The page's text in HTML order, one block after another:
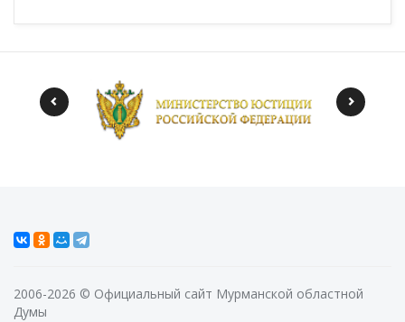
2006-2026 © Официальный сайт Мурманской областной
Думы